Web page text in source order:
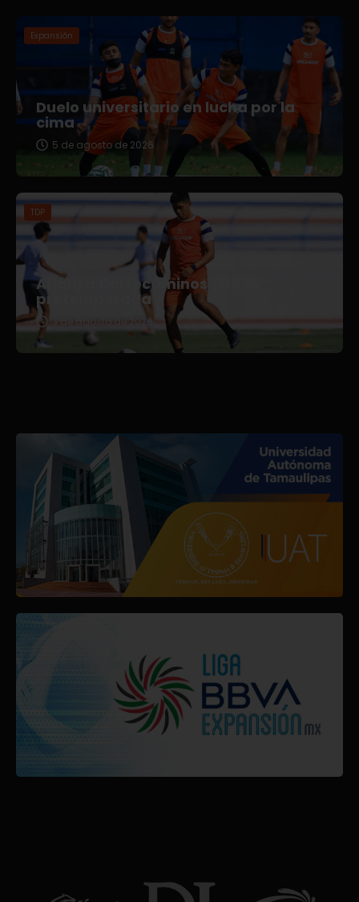
Expansión
Duelo universitario en lucha por la
cima
5 de agosto de 2026
TDP
Afianza Correcaminos TDP su
pretemporada
3 de agosto de 2026